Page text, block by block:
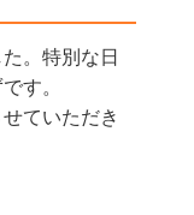
。特別な日
す。
ていただき